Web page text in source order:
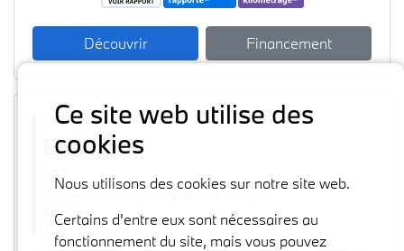
Découvrir Financement
Disponible
BMW 2024
X3
#36126
60871 km
Ce site web utilise des
cookies
Nous utilisons des cookies sur notre site web.
Certains d'entre eux sont nécessaires au
fonctionnement du site, mais vous pouvez